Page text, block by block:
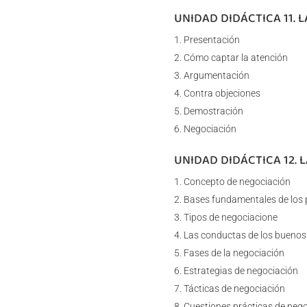
UNIDAD DIDÁCTICA 11.
Presentación
Cómo captar la atención
Argumentación
Contra objeciones
Demostración
Negociación
UNIDAD DIDÁCTICA 12.
Concepto de negociación
Bases fundamentales de los
Tipos de negociacione
Las conductas de los
Fases de la negociación
Estrategias de negociación
Tácticas de negociación